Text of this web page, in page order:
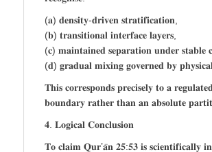
(𝐚) 𝐝𝐞𝐧𝐬𝐢𝐭𝐲-𝐝𝐫𝐢𝐯𝐞𝐧 𝐬𝐭𝐫𝐚𝐭𝐢𝐟𝐢𝐜𝐚𝐭𝐢𝐨𝐧,
(𝐛) 𝐭𝐫𝐚𝐧𝐬𝐢𝐭𝐢𝐨𝐧𝐚𝐥 𝐢𝐧𝐭𝐞𝐫𝐟𝐚𝐜𝐞 𝐥𝐚𝐲𝐞𝐫𝐬,
(𝐜) 𝐦𝐚𝐢𝐧𝐭𝐚𝐢𝐧𝐞𝐝 𝐬𝐞𝐩𝐚𝐫𝐚𝐭𝐢𝐨𝐧 𝐮𝐧𝐝𝐞𝐫 𝐬𝐭𝐚𝐛𝐥𝐞
(𝐝) 𝐠𝐫𝐚𝐝𝐮𝐚𝐥 𝐦𝐢𝐱𝐢𝐧𝐠 𝐠𝐨𝐯𝐞𝐫𝐧𝐞𝐝 𝐛𝐲
𝐓𝐡𝐢𝐬 𝐜𝐨𝐫𝐫𝐞𝐬𝐩𝐨𝐧𝐝𝐬 𝐩𝐫𝐞𝐜𝐢𝐬𝐞𝐥𝐲 𝐭𝐨 𝐚
𝐛𝐨𝐮𝐧𝐝𝐚𝐫𝐲 𝐫𝐚𝐭𝐡𝐞𝐫 𝐭𝐡𝐚𝐧 𝐚𝐧 𝐚𝐛𝐬𝐨𝐥𝐮𝐭𝐞
𝟒. 𝐋𝐨𝐠𝐢𝐜𝐚𝐥 𝐂𝐨𝐧𝐜𝐥𝐮𝐬𝐢𝐨𝐧
𝐓𝐨 𝐜𝐥𝐚𝐢𝐦 𝐐𝐮𝐫’𝐚̄𝐧 𝟐𝟓:𝟓𝟑 𝐢𝐬 𝐬𝐜𝐢𝐞𝐧𝐭𝐢𝐟𝐢𝐜𝐚𝐥𝐥𝐲